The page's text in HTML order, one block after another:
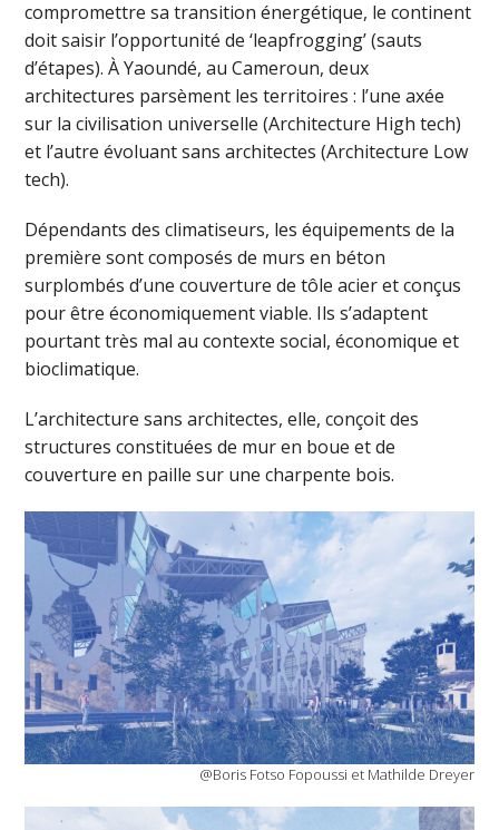
compromettre sa transition énergétique, le continent
doit saisir l’opportunité de ‘leapfrogging’ (sauts
d’étapes). À Yaoundé, au Cameroun, deux
architectures parsèment les territoires : l’une axée
sur la civilisation universelle (Architecture High tech)
et l’autre évoluant sans architectes (Architecture Low
tech).
Dépendants des climatiseurs, les équipements de la
première sont composés de murs en béton
surplombés d’une couverture de tôle acier et conçus
pour être économiquement viable. Ils s’adaptent
pourtant très mal au contexte social, économique et
bioclimatique.
L’architecture sans architectes, elle, conçoit des
structures constituées de mur en boue et de
couverture en paille sur une charpente bois.
@Boris Fotso Fopoussi et Mathilde Dreyer